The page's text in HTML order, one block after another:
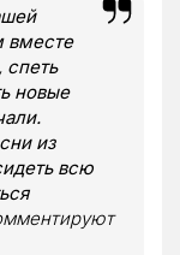
вместе
спеть
новые
из
всю